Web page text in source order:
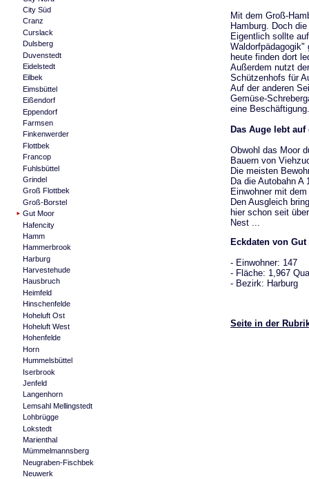
City Süd
Cranz
Curslack
Dulsberg
Duvenstedt
Eidelstedt
Eilbek
Eimsbüttel
Eißendorf
Eppendorf
Farmsen
Finkenwerder
Flottbek
Francop
Fuhlsbüttel
Grindel
Groß Flottbek
Groß-Borstel
Gut Moor
Hafencity
Hamm
Hammerbrook
Harburg
Harvestehude
Hausbruch
Heimfeld
Hinschenfelde
Hoheluft Ost
Hoheluft West
Hohenfelde
Horn
Hummelsbüttel
Iserbrook
Jenfeld
Langenhorn
Lemsahl Mellingstedt
Lohbrügge
Lokstedt
Marienthal
Mümmelmannsberg
Neugraben-Fischbek
Neuwerk
Mit dem Groß-
Hamburg. Doch
Eigentlich sollte
heute finden dort
Außerdem nutzt
Schützenhofs für
Auf der anderen
Gemüse-
eine Beschäftigung.
Das Auge lebt
Obwohl das Moor
Bauern von
Die meisten
Da die Autobahn
Einwohner mit
Den Ausgleich
hier schon seit
Nest ...
Eckdaten von
- Einwohner: 147
- Fläche: 1,967
- Bezirk: Harburg
Seite in der